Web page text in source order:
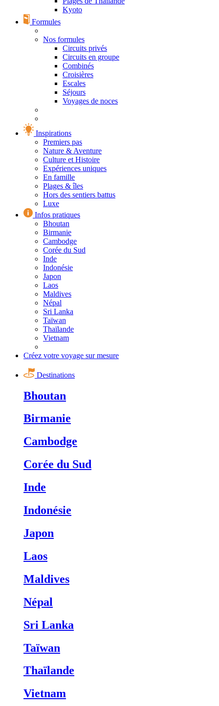
Kyoto
Formules
Nos formules
Circuits privés
Circuits en groupe
Combinés
Croisières
Escales
Séjours
Voyages de noces
Inspirations
Premiers pas
Nature & Aventure
Culture et Histoire
Expériences uniques
En famille
Plages & îles
Hors des sentiers battus
Luxe
Infos pratiques
Bhoutan
Birmanie
Cambodge
Corée du Sud
Inde
Indonésie
Japon
Laos
Maldives
Népal
Sri Lanka
Taïwan
Thaïlande
Vietnam
Créez votre voyage sur mesure
Destinations
Bhoutan
Birmanie
Cambodge
Corée du Sud
Inde
Indonésie
Japon
Laos
Maldives
Népal
Sri Lanka
Taïwan
Thaïlande
Vietnam